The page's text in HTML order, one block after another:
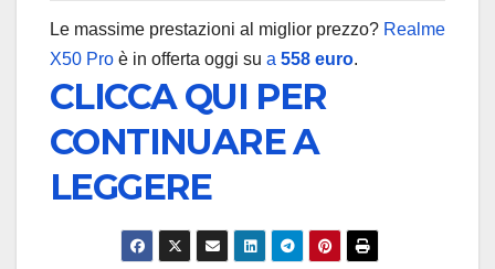
Le massime prestazioni al miglior prezzo? Realme
X50 Pro è in offerta oggi su a 558 euro.
CLICCA QUI PER
CONTINUARE A
LEGGERE